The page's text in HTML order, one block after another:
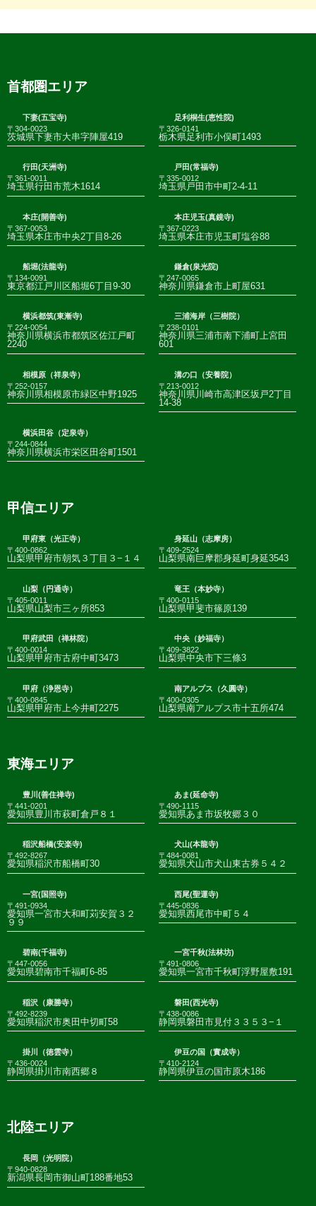
首都圏エリア
下妻(五宝寺)
〒304-0023
茨城県下妻市大串字陣屋419
足利桐生(恵性院)
〒326-0141
栃木県足利市小俣町1493
行田(天洲寺)
〒361-0011
埼玉県行田市荒木1614
戸田(常福寺)
〒335-0012
埼玉県戸田市中町2-4-11
本庄(開善寺)
〒367-0053
埼玉県本庄市中央2丁目8-26
本庄児玉(真鏡寺)
〒367-0223
埼玉県本庄市児玉町塩谷88
船堀(法龍寺)
〒134-0091
東京都江戸川区船堀6丁目9-30
鎌倉(泉光院)
〒247-0065
神奈川県鎌倉市上町屋631
横浜都筑(東漸寺)
〒224-0054
神奈川県横浜市都筑区佐江戸町
2240
三浦海岸（三樹院）
〒238-0101
神奈川県三浦市南下浦町上宮田
601
相模原（祥泉寺）
〒252-0157
神奈川県相模原市緑区中野1925
溝の口（安養院）
〒213-0012
神奈川県川崎市高津区坂戸2丁目
14-38
横浜田谷（定泉寺）
〒244-0844
神奈川県横浜市栄区田谷町1501
甲信エリア
甲府東（光正寺）
〒400-0862
山梨県甲府市朝気３丁目３−１４
身延山（志摩房）
〒409-2524
山梨県南巨摩郡身延町身延3543
山梨（円通寺）
〒405-0011
山梨県山梨市三ヶ所853
竜王（本妙寺）
〒400-0115
山梨県甲斐市篠原139
甲府武田（禅林院）
〒400-0014
山梨県甲府市古府中町3473
中央（妙福寺）
〒409-3822
山梨県中央市下三條3
甲府（浄恩寺）
〒400-0845
山梨県甲府市上今井町2275
南アルプス（久圓寺）
〒400-0305
山梨県南アルプス市十五所474
東海エリア
豊川(善住禅寺)
〒441-0201
愛知県豊川市萩町倉戸８１
あま(延命寺)
〒490-1115
愛知県あま市坂牧郷３０
稲沢船橋(安楽寺)
〒492-8267
愛知県稲沢市船橋町30
犬山(本龍寺)
〒484-0081
愛知県犬山市犬山東古券５４２
一宮(国照寺)
〒491-0934
愛知県一宮市大和町苅安賀３２
９９
西尾(聖運寺)
〒445-0836
愛知県西尾市中町５４
碧南(千福寺)
〒447-0056
愛知県碧南市千福町6-85
一宮千秋(法林坊)
〒491-0806
愛知県一宮市千秋町浮野屋敷191
稲沢（康勝寺）
〒492-8239
愛知県稲沢市奥田中切町58
磐田(西光寺)
〒438-0086
静岡県磐田市見付３３５３−１
掛川（徳雲寺）
〒436-0024
静岡県掛川市南西郷８
伊豆の国（實成寺）
〒410-2124
静岡県伊豆の国市原木186
北陸エリア
長岡（光明院）
〒940-0828
新潟県長岡市御山町188番地53